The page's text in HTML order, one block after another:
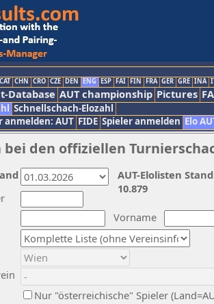
CAT CHN CRO CZE DEN ENG ESP FAI FIN FRA GER GRE INA
Database AUT championship Pictures
Schnellschach-Elozahl
anmelden: AUT FIDE Spieler anmelden Elo
den offiziellen
Vorname
Nur "österreichische" Spieler
AUT-Elolisten
10.879